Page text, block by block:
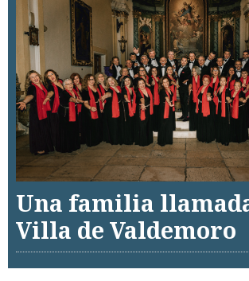
Una familia
Villa de Valdemoro